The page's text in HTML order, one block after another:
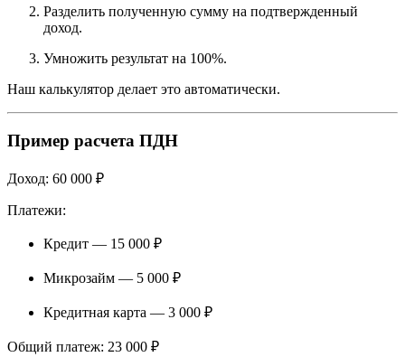
Разделить полученную сумму на подтвержденный
доход.
Умножить результат на 100%.
Наш калькулятор делает это автоматически.
Пример расчета ПДН
Доход: 60 000 ₽
Платежи:
Кредит — 15 000 ₽
Микрозайм — 5 000 ₽
Кредитная карта — 3 000 ₽
Общий платеж: 23 000 ₽